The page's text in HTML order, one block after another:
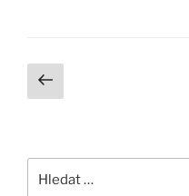
Stránkování
příspěvků
Předchozí
stránka